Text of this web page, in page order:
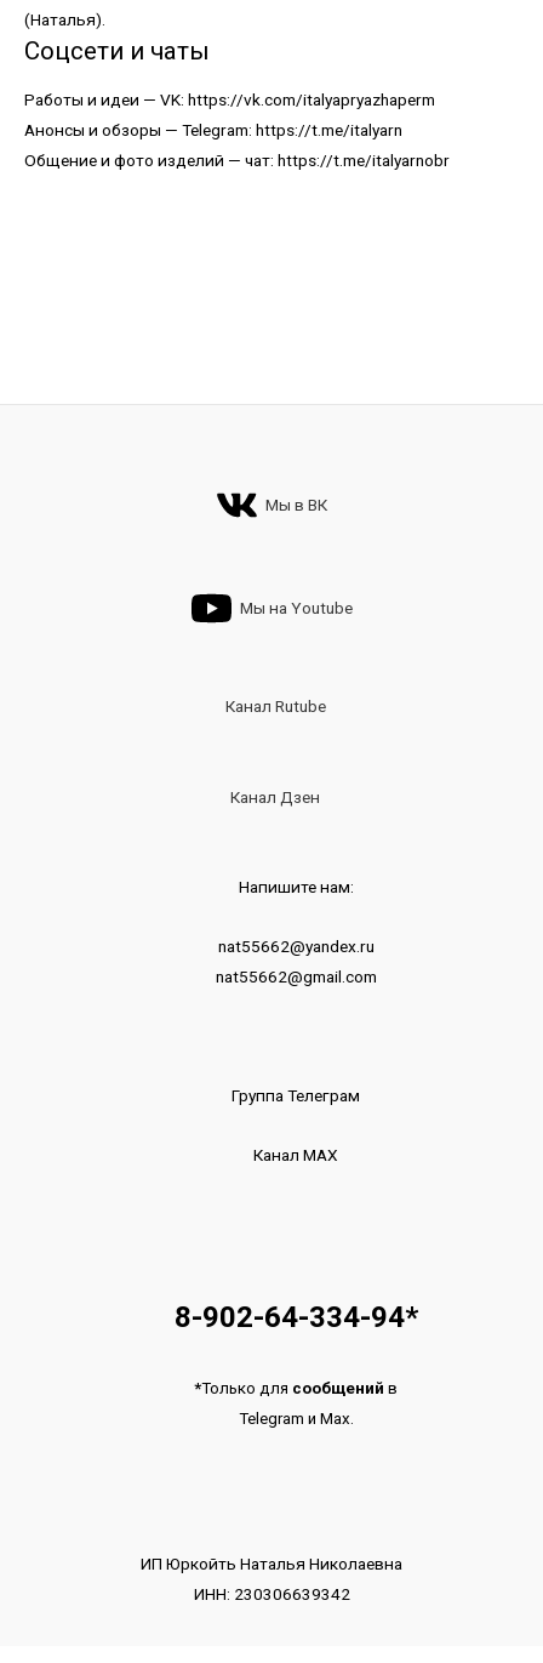
(Наталья).
Соцсети и чаты
Работы и идеи — VK: https://vk.com/italyapryazhaperm
Анонсы и обзоры — Telegram: https://t.me/italyarn
Общение и фото изделий — чат: https://t.me/italyarnobr
Мы в ВК
Мы на Youtube
Канал Rutube
Канал Дзен
Напишите нам:
nat55662@yandex.ru
nat55662@gmail.com
Группа Телеграм
Канал МАХ
8-902-64-334-94*
*Только для сообщений в
Telegram и Max.
ИП Юркойть Наталья Николаевна
ИНН: 230306639342